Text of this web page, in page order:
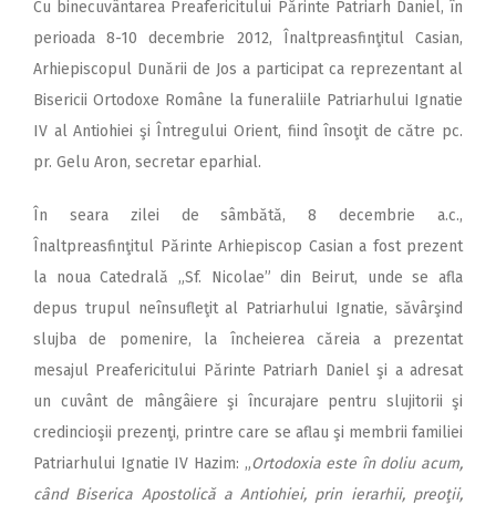
Cu binecuvântarea Preafericitului Părinte Patriarh Daniel, în
perioada 8-10 decembrie 2012, Înaltpreasfinţitul Casian,
Arhiepiscopul Dunării de Jos a participat ca reprezentant al
Bisericii Ortodoxe Române la funeraliile Patriarhului Ignatie
IV al Antiohiei şi Întregului Orient, fiind însoţit de către pc.
pr. Gelu Aron, secretar eparhial.
În seara zilei de sâmbătă, 8 decembrie a.c.,
Înaltpreasfinţitul Părinte Arhiepiscop Casian a fost prezent
la noua Catedrală „Sf. Nicolae” din Beirut, unde se afla
depus trupul neînsufleţit al Patriarhului Ignatie, săvârşind
slujba de pomenire, la încheierea căreia a prezentat
mesajul Preafericitului Părinte Patriarh Daniel şi a adresat
un cuvânt de mângâiere şi încurajare pentru slujitorii şi
credincioşii prezenţi, printre care se aflau şi membrii familiei
Patriarhului Ignatie IV Hazim: „Ortodoxia este în doliu acum,
când Biserica Apostolică a Antiohiei, prin ierarhii, preoţii,